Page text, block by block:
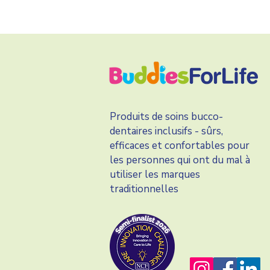
Produits de soins bucco-
dentaires inclusifs - sûrs,
efficaces et confortables pour
les personnes qui ont du mal à
utiliser les marques
traditionnelles